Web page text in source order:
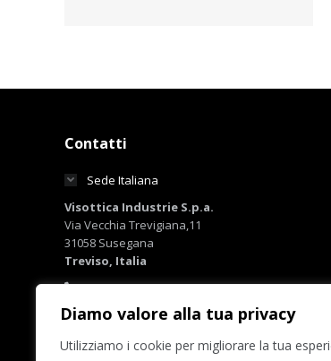
Diamo valore alla tua privacy
Utilizziamo i cookie per migliorare la tua
Contatti
Sede Italiana
Visottica Industrie S.p.a.
Via Vecchia Trevigiana,11
31058 Susegana
Treviso, Italia
+39 0438 6551
+39 0438 450855
sales@visotticagroup.com
Sede Hong Kong